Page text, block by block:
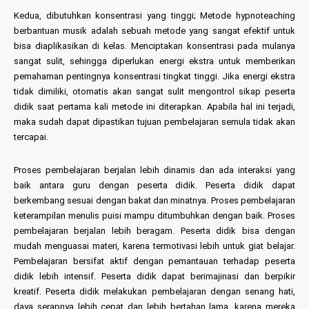
Kedua, dibutuhkan konsentrasi yang tinggi; Metode hypnoteaching
berbantuan musik adalah sebuah metode yang sangat efektif untuk
bisa diaplikasikan di kelas. Menciptakan konsentrasi pada mulanya
sangat sulit, sehingga diperlukan energi ekstra untuk memberikan
pemahaman pentingnya konsentrasi tingkat tinggi. Jika energi ekstra
tidak dimiliki, otomatis akan sangat sulit mengontrol sikap peserta
didik saat pertama kali metode ini diterapkan. Apabila hal ini terjadi,
maka sudah dapat dipastikan tujuan pembelajaran semula tidak akan
tercapai.
Proses pembelajaran berjalan lebih dinamis dan ada interaksi yang
baik antara guru dengan peserta didik. Peserta didik dapat
berkembang sesuai dengan bakat dan minatnya. Proses pembelajaran
keterampilan menulis puisi mampu ditumbuhkan dengan baik. Proses
pembelajaran berjalan lebih beragam. Peserta didik bisa dengan
mudah menguasai materi, karena termotivasi lebih untuk giat belajar.
Pembelajaran bersifat aktif dengan pemantauan terhadap peserta
didik lebih intensif. Peserta didik dapat berimajinasi dan berpikir
kreatif. Peserta didik melakukan pembelajaran dengan senang hati,
daya serapnya lebih cepat dan lebih bertahan lama, karena mereka